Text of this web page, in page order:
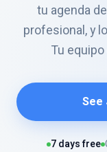
tu agenda
profesional, y
Tu
See
7 days free